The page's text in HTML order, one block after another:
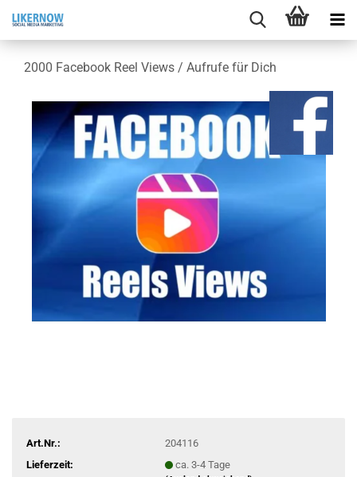
2000 Face­book Reel Views / Auf­ru­fe für Dich
Art.Nr.:
204116
Lieferzeit:
ca. 3-4 Tage